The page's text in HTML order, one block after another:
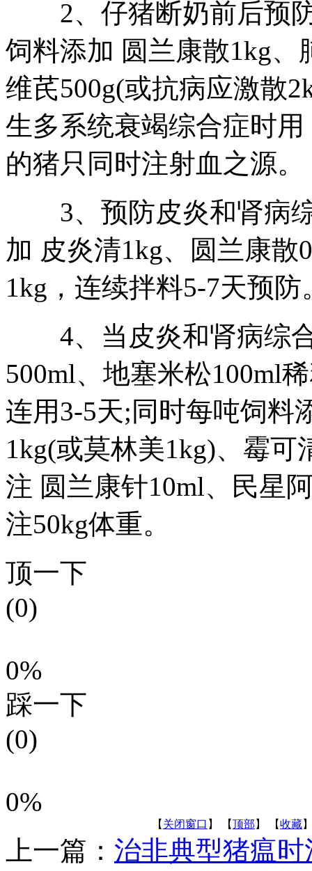
2、仔猪断奶前后预防
饲料添加 圆兰康散1kg、
维芪500g(或抗病应激散
生多系统衰竭综合症时
的猪只同时注射血之源。
3、预防皮炎和肾病综
加 皮炎清1kg、圆兰康散
1kg，连续拌料5-7天预防
4、当皮炎和肾病综合
500ml、地塞米松100ml
连用3-5天;同时每吨饲料
1kg(或莫林美1kg)、霉可
注 圆兰康针10ml、民星
注50kg体重。
顶一下
(0)
0%
踩一下
(0)
0%
【 关闭窗口 】 【顶部 】 【收藏
上一篇： 治非典型猪瘟